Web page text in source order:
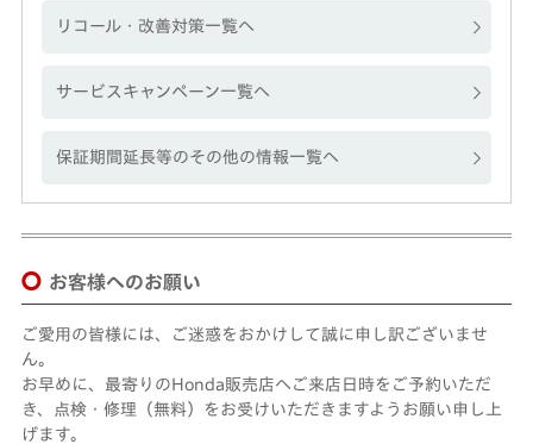
リコール・改善対策一覧へ
サービスキャンペーン一覧へ
保証期間延長等のその他の情報一覧へ
お客様へのお願い
ご愛用の皆様には、ご迷惑をおかけして誠に申し訳ございませ
ん。
お早めに、最寄りのHonda販売店へご来店日時をご予約いただ
き、点検・修理（無料）をお受けいただきますようお願い申し上
げます。